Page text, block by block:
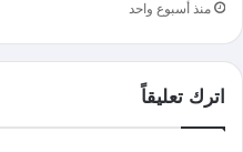
منذ أسبوع واحد
اترك تعليقاً